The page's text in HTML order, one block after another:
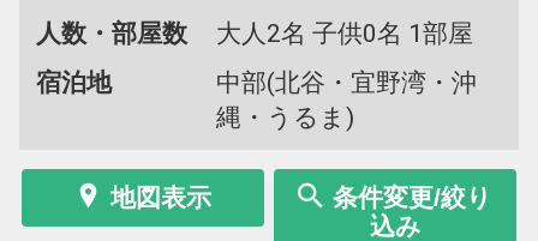
人数・部屋数
大人2名 子供0名 1部屋
宿泊地
中部(北谷・宜野湾・沖
縄・うるま)
地図表示
条件変更/絞り
込み